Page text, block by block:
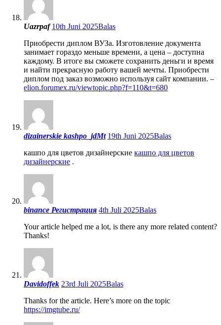
Uazrpaf 10th Juni 2025Balas
Приобрести диплом ВУЗа. Изготовление документа
занимает гораздо меньше времени, а цена – доступна
каждому. В итоге вы сможете сохранить деньги и время
и найти прекрасную работу вашей мечты. Приобрести
диплом под заказ возможно используя сайт компании. –
elion.forumex.ru/viewtopic.php?f=110&t=680
dizainerskie kashpo_jdMt 19th Juni 2025Balas
кашпо для цветов дизайнерские кашпо для цветов
дизайнерские .
binance Регистрация 4th Juli 2025Balas
Your article helped me a lot, is there any more related content?
Thanks!
Davidoffek 23rd Juli 2025Balas
Thanks for the article. Here’s more on the topic
https://imgtube.ru/